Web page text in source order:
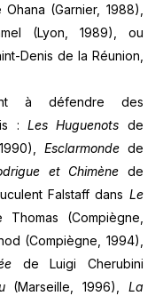
(Garnier, 1988),
(Lyon, 1989), ou
Denis de la Réunion,
à défendre des
: Les Huguenots de
Esclarmondede
et Chimène de
Falstaff dans Le
Thomas (Compiègne,
(Compiègne, 1994),
de Luigi Cherubini
(Marseille, 1996), La